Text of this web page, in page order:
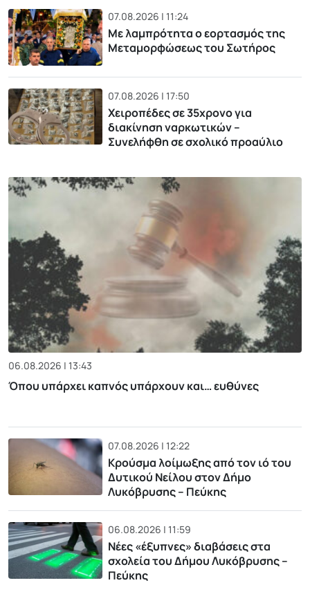
07.08.2026 | 11:24
Με λαμπρότητα ο εορτασμός της
Μεταμορφώσεως του Σωτήρος
07.08.2026 | 17:50
Χειροπέδες σε 35χρονο για
διακίνηση ναρκωτικών –
Συνελήφθη σε σχολικό προαύλιο
06.08.2026 | 13:43
Όπου υπάρχει καπνός υπάρχουν και… ευθύνες
07.08.2026 | 12:22
Κρούσμα λοίμωξης από τον ιό του
Δυτικού Νείλου στον Δήμο
Λυκόβρυσης – Πεύκης
06.08.2026 | 11:59
Νέες «έξυπνες» διαβάσεις στα
σχολεία του Δήμου Λυκόβρυσης –
Πεύκης